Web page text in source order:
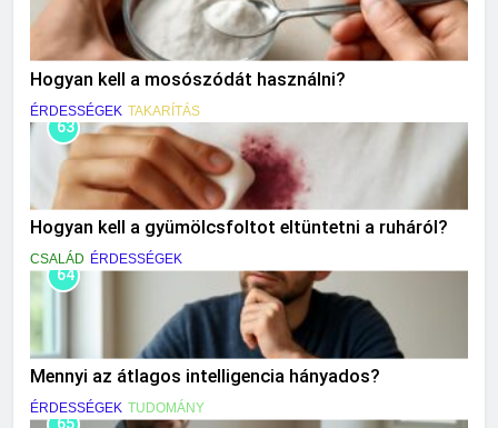
Hogyan kell a mosószódát használni?
ÉRDESSÉGEK TAKARÍTÁS
63
Hogyan kell a gyümölcsfoltot eltüntetni a ruháról?
CSALÁD ÉRDESSÉGEK
64
Mennyi az átlagos intelligencia hányados?
ÉRDESSÉGEK TUDOMÁNY